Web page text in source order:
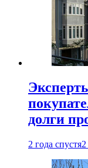
долги
2 года спустя